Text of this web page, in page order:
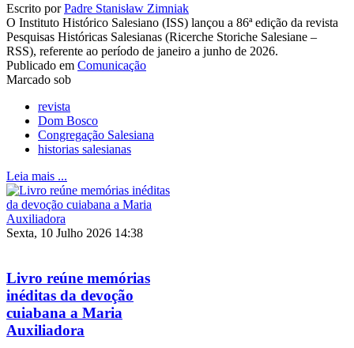
Escrito porPadre Stanisław Zimniak
O Instituto Histórico Salesiano (ISS) lançou a 86ª edição da revista
Pesquisas Históricas Salesianas (Ricerche Storiche Salesiane –
RSS), referente ao período de janeiro a junho de 2026.
Publicado em Comunicação
Marcado sob
revista
Dom Bosco
Congregação Salesiana
historias salesianas
Leia mais ...
Sexta, 10 Julho 2026 14:38
Livro reúne memórias
inéditas da devoção
cuiabana a Maria
Auxiliadora